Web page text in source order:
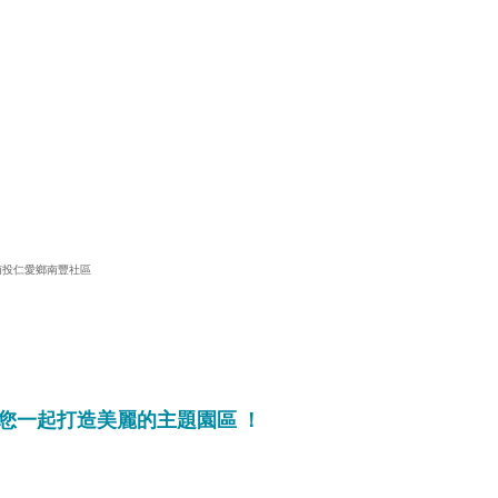
仁愛鄉南豐社區
一起打造美麗的主題園區 ！